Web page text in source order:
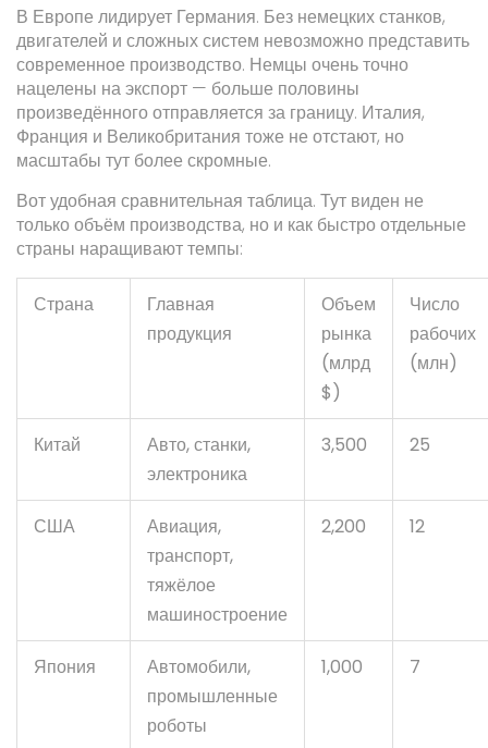
В Европе лидирует Германия. Без немецких станков,
двигателей и сложных систем невозможно представить
современное производство. Немцы очень точно
нацелены на экспорт — больше половины
произведённого отправляется за границу. Италия,
Франция и Великобритания тоже не отстают, но
масштабы тут более скромные.
Вот удобная сравнительная таблица. Тут виден не
только объём производства, но и как быстро отдельные
страны наращивают темпы:
Страна
Главная
продукция
Объем
рынка
(млрд
$)
Число
рабочих
(млн)
Китай
Авто, станки,
электроника
3,500 25
США
Авиация,
транспорт,
тяжёлое
машиностроение
2,200 12
Япония
Автомобили,
промышленные
роботы
1,000 7